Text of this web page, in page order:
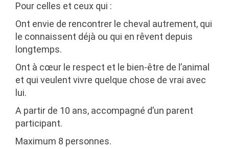
Pour celles et ceux qui :
Ont envie de rencontrer le cheval autrement, qui
le connaissent déjà ou qui en rêvent depuis
longtemps.
Ont à cœur le respect et le bien-être de l’animal
et qui veulent vivre quelque chose de vrai avec
lui.
A partir de 10 ans, accompagné d’un parent
participant.
Maximum 8 personnes.